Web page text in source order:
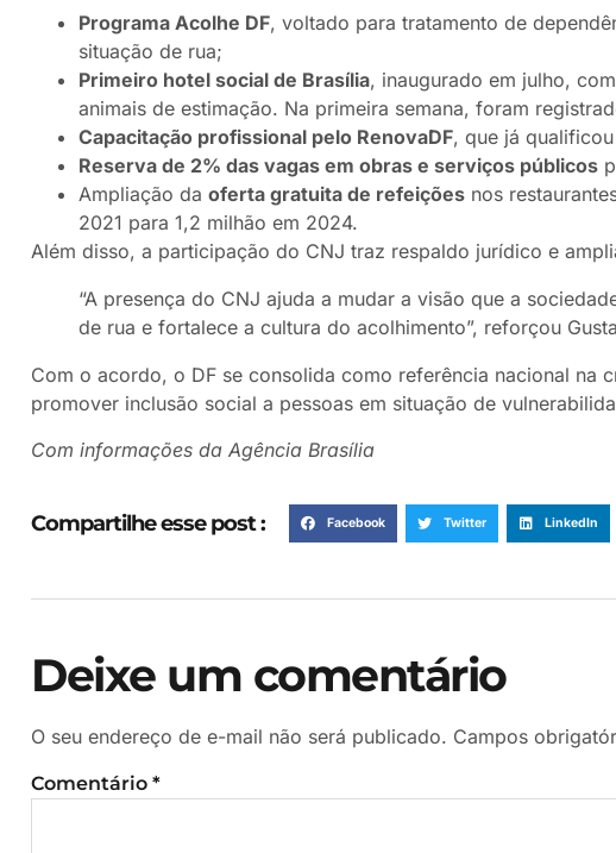
Programa Acolhe DF, voltado para tratamento de
situação de rua;
Primeiro hotel social de Brasília, inaugurado em julho,
animais de estimação. Na primeira semana, foram
Capacitação profissional pelo RenovaDF, que já
Reserva de 2% das vagas em obras e serviços públicos
Ampliação da oferta gratuita de refeições nos
2021 para 1,2 milhão em 2024.
Além disso, a participação do CNJ traz respaldo jurídico e
“A presença do CNJ ajuda a mudar a visão que a
de rua e fortalece a cultura do acolhimento”, reforçou
Com o acordo, o DF se consolida como referência nacional na
promover inclusão social a pessoas em situação de
Com informações da Agência Brasília
Compartilhe esse post : Facebook Twitter LinkedIn
Deixe um comentário
O seu endereço de e-mail não será publicado. Campos
Comentário *